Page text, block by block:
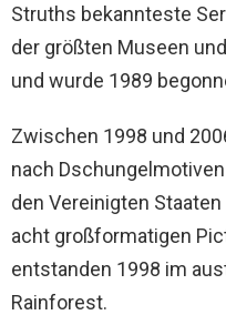
Struths bekannteste
der größten Museen
und wurde 1989
Zwischen 1998 und
nach
den Vereinigten
acht großformatigen
entstanden 1998 im
Rainforest.